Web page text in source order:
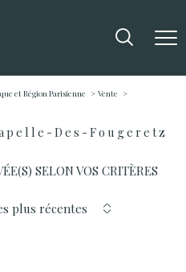
et Région Parisienne
Vente
Des-Fougeretz
SELON VOS CRITÈRES
plus récentes